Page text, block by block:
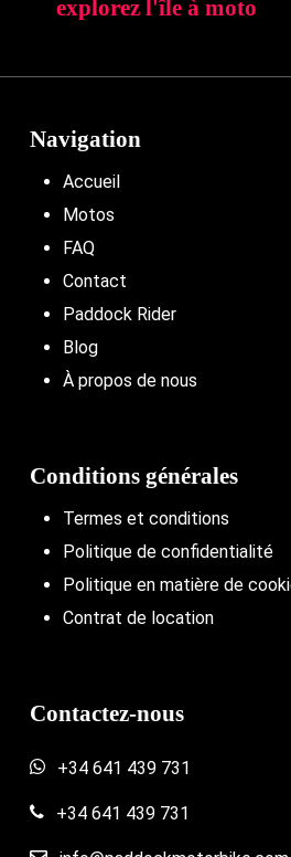
explorez l'île à moto
Navigation
Accueil
Motos
FAQ
Contact
Paddock Rider
Blog
À propos de nous
Conditions générales
Termes et conditions
Politique de confidentialité
Politique en matière de
Contrat de location
Contactez-nous
+34 641 439 731
+34 641 439 731